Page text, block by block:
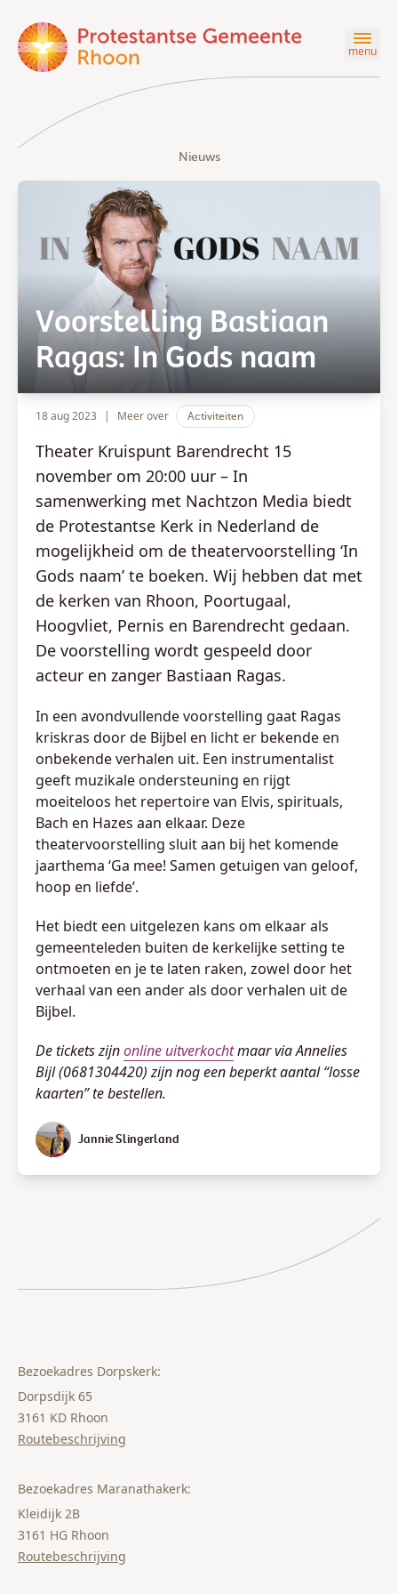
menu
Nieuws
Voorstelling Bastiaan
Ragas: In Gods naam
18 aug 2023 | Meer over Activiteiten
Theater Kruispunt Barendrecht 15
november om 20:00 uur – In
samenwerking met Nachtzon Media biedt
de Protestantse Kerk in Nederland de
mogelijkheid om de theatervoorstelling ‘In
Gods naam’ te boeken. Wij hebben dat met
de kerken van Rhoon, Poortugaal,
Hoogvliet, Pernis en Barendrecht gedaan.
De voorstelling wordt gespeeld door
acteur en zanger Bastiaan Ragas.
In een avondvullende voorstelling gaat Ragas
kriskras door de Bijbel en licht er bekende en
onbekende verhalen uit. Een instrumentalist
geeft muzikale ondersteuning en rijgt
moeiteloos het repertoire van Elvis, spirituals,
Bach en Hazes aan elkaar. Deze
theatervoorstelling sluit aan bij het komende
jaarthema ‘Ga mee! Samen getuigen van geloof,
hoop en liefde’.
Het biedt een uitgelezen kans om elkaar als
gemeenteleden buiten de kerkelijke setting te
ontmoeten en je te laten raken, zowel door het
verhaal van een ander als door verhalen uit de
Bijbel.
De tickets zijnonline uitverkochtmaar via Annelies
Bijl (0681304420) zijn nog een beperkt aantal “losse
kaarten” te bestellen.
Jannie Slingerland
Bezoekadres Dorpskerk:
Dorpsdijk 65
3161 KD Rhoon
Routebeschrijving
Bezoekadres Maranathakerk:
Kleidijk 2B
3161 HG Rhoon
Routebeschrijving